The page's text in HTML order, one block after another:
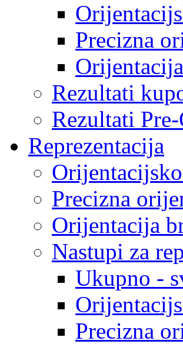
Precizna
Rezultati
Rezultati
Reprezentacija
Precizna
Orijentacija
Nastupi za
Ukupno -
Precizna